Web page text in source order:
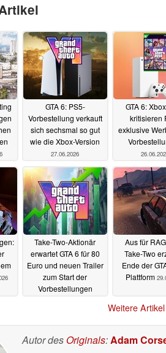
GTA 6: PS5-
Vorbestellung verkauft
sich sechsmal so gut
wie die Xbox-Version
27.06.2026
GTA 6:
kritisieren
exklusive
Take-Two-Aktionär
erwartet GTA 6 für 80
Euro und neuen Trailer
zum Start der
Vorbestellungen
Aus für
Take-Two
Ende der
Plattform
Weitere
Autor des Originals:Adam